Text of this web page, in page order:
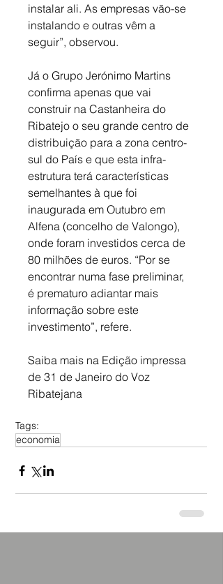
instalar ali. As empresas vão-se
instalando e outras vêm a
seguir”, observou.
Já o Grupo Jerónimo Martins
confirma apenas que vai
construir na Castanheira do
Ribatejo o seu grande centro de
distribuição para a zona centro-
sul do País e que esta infra-
estrutura terá características
semelhantes à que foi
inaugurada em Outubro em
Alfena (concelho de Valongo),
onde foram investidos cerca de
80 milhões de euros. “Por se
encontrar numa fase preliminar,
é prematuro adiantar mais
informação sobre este
investimento”, refere.
Saiba mais na Edição impressa
de 31 de Janeiro do Voz
Ribatejana
Tags:
economia